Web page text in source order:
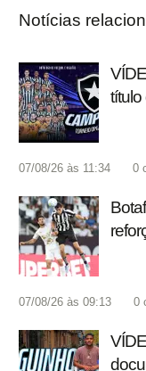
Notícias
07/08/26 às 11:34 0
07/08/26 às 09:13 0